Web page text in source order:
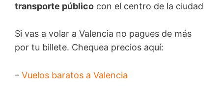
transporte público con el centro de la ciudad
Si vas a volar a Valencia no pagues de más
por tu billete. Chequea precios aquí:
– Vuelos baratos a Valencia